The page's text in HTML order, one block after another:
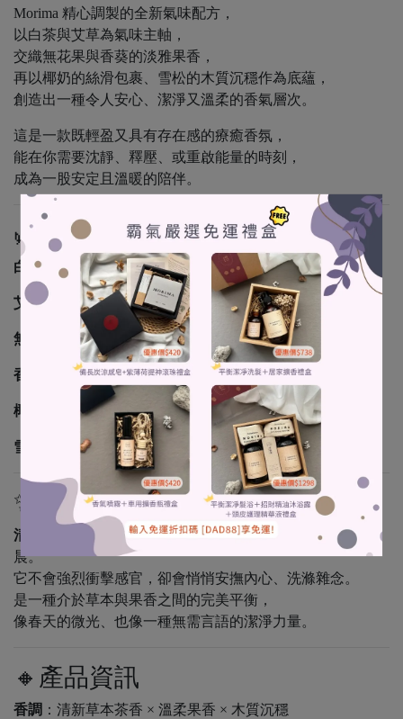
Morima 精心調製的全新氣味配方，
以白茶與艾草為氣味主軸，
交織無花果與香葵的淡雅果香，
再以椰奶的絲滑包裹、雪松的木質沉穩作為底蘊，
創造出一種令人安心、潔淨又溫柔的香氣層次。
這是一款既輕盈又具有存在感的療癒香氛，
能在你需要沈靜、釋壓、或重啟能量的時刻，
成為一股安定且溫暖的陪伴。
🌿香氣靈魂成分
白茶香氣 ：淡雅清新，帶來純淨與清透的感受
艾草精油 ：古老草本力量，具有淨化氣場與防護作用
無花果香氣：果香柔和，帶有成熟卻不甜膩的愉悅氣息
香葵香氣 ：溫和花果調，拉近情感距離、營造舒適氛圍
椰奶香氣 ：絲滑柔順，為整體氣味增添包覆與療癒感
雪松精油 ：穩定情緒、提供深層安心感，讓氣味更具層次
✨香氣感受
清白如初
，是那種剛洗完衣服、開窗通風、空氣剛好的早
晨。
它不會強烈衝擊感官，卻會悄悄安撫內心、洗滌雜念。
是一種介於草本與果香之間的完美平衡，
像春天的微光、也像一種無需言語的潔淨力量。
🔸產品資訊
香調 ：清新草本茶香 × 溫柔果香 × 木質沉穩